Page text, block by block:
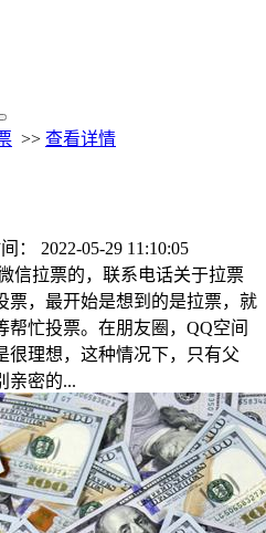
>> 查看详情
： 2022-05-29 11:10:05
信拉票的，联系电话关于拉票
票，最开始是想到的是拉票，就
帮忙投票。在朋友圈，QQ空间
很理想，这种情况下，只有父
亲密的...